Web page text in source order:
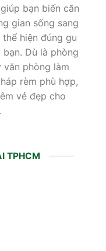
bạn biến căn
gian sống sang
hiện đúng gu
Dù là phòng
văn phòng làm
rèm phù hợp,
vẻ đẹp cho
TPHCM